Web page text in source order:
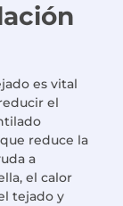
es vital
el
reduce la
a
el calor
tejado y